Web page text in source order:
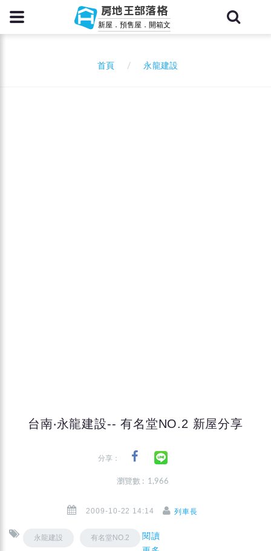
房地王部落格
新屋．預售屋．開箱文
首頁 永龍建設
台南‧永龍建設-- 有名堂NO.2 新屋分享
分享：
瀏覽數 : 1,966
2009-10-22 14:14 列車長
永龍建設 有名堂NO.2
閱讀